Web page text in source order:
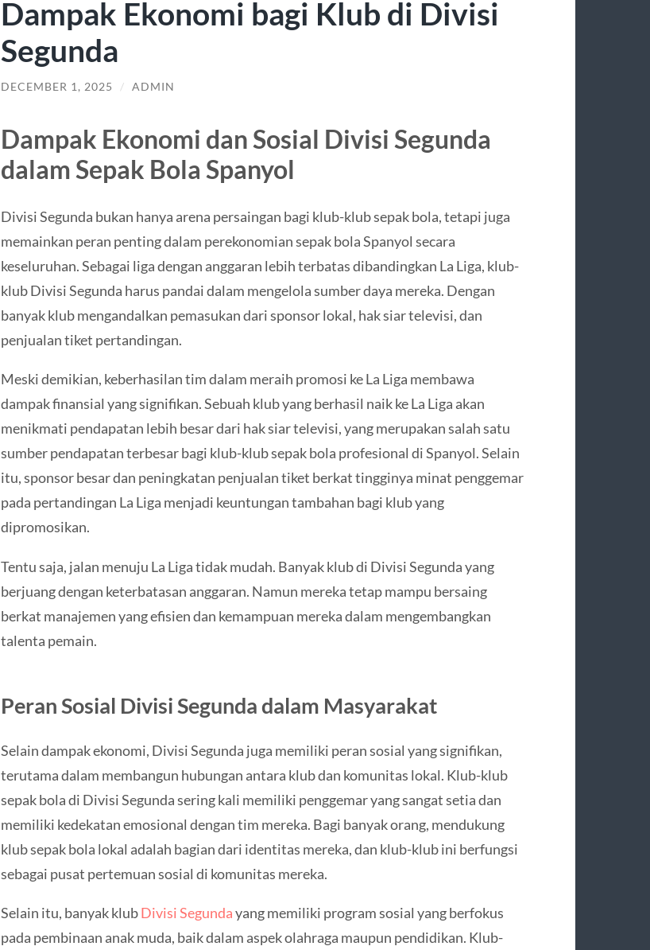
Dampak Ekonomi bagi Klub di Divisi
Segunda
DECEMBER 1, 2025 / ADMIN
Dampak Ekonomi dan Sosial Divisi Segunda
dalam Sepak Bola Spanyol
Divisi Segunda bukan hanya arena persaingan bagi klub-klub sepak bola, tetapi juga
memainkan peran penting dalam perekonomian sepak bola Spanyol secara
keseluruhan. Sebagai liga dengan anggaran lebih terbatas dibandingkan La Liga, klub-
klub Divisi Segunda harus pandai dalam mengelola sumber daya mereka. Dengan
banyak klub mengandalkan pemasukan dari sponsor lokal, hak siar televisi, dan
penjualan tiket pertandingan.
Meski demikian, keberhasilan tim dalam meraih promosi ke La Liga membawa
dampak finansial yang signifikan. Sebuah klub yang berhasil naik ke La Liga akan
menikmati pendapatan lebih besar dari hak siar televisi, yang merupakan salah satu
sumber pendapatan terbesar bagi klub-klub sepak bola profesional di Spanyol. Selain
itu, sponsor besar dan peningkatan penjualan tiket berkat tingginya minat penggemar
pada pertandingan La Liga menjadi keuntungan tambahan bagi klub yang
dipromosikan.
Tentu saja, jalan menuju La Liga tidak mudah. Banyak klub di Divisi Segunda yang
berjuang dengan keterbatasan anggaran. Namun mereka tetap mampu bersaing
berkat manajemen yang efisien dan kemampuan mereka dalam mengembangkan
talenta pemain.
Peran Sosial Divisi Segunda dalam Masyarakat
Selain dampak ekonomi, Divisi Segunda juga memiliki peran sosial yang signifikan,
terutama dalam membangun hubungan antara klub dan komunitas lokal. Klub-klub
sepak bola di Divisi Segunda sering kali memiliki penggemar yang sangat setia dan
memiliki kedekatan emosional dengan tim mereka. Bagi banyak orang, mendukung
klub sepak bola lokal adalah bagian dari identitas mereka, dan klub-klub ini berfungsi
sebagai pusat pertemuan sosial di komunitas mereka.
Selain itu, banyak klubDivisi Segundayang memiliki program sosial yang berfokus
pada pembinaan anak muda, baik dalam aspek olahraga maupun pendidikan. Klub-